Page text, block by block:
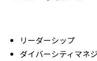
リーダーシップ
ダイバーシティマネ